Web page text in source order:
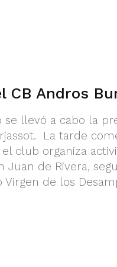
CB Andros
llevó a cabo la
La tarde
club organiza
Juan de Rivera,
de los